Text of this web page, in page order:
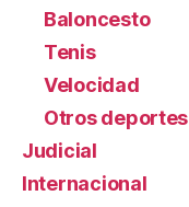
Baloncesto
Tenis
Velocidad
Otros deportes
Judicial
Internacional